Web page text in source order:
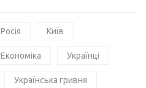
Росія Київ
Економіка Українці
Українська гривня